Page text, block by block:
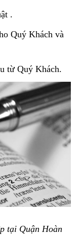
.
Quý Khách và
từ Quý Khách.
tại Quận Hoàn